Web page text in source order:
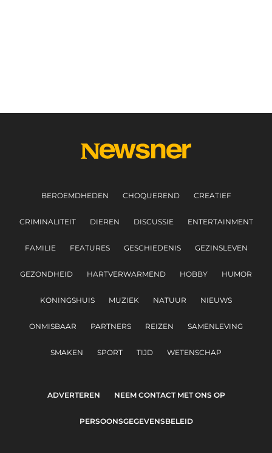
BEROEMDHEDEN CHOQUEREND CREATIEF
CRIMINALITEIT DIEREN DISCUSSIE ENTERTAINMENT
FAMILIE FEATURES GESCHIEDENIS GEZINSLEVEN
GEZONDHEID HARTVERWARMEND HOBBY HUMOR
KONINGSHUIS MUZIEK NATUUR NIEUWS
ONMISBAAR PARTNERS REIZEN SAMENLEVING
SMAKEN SPORT TIJD WETENSCHAP
ADVERTEREN NEEM CONTACT MET ONS OP
PERSOONSGEGEVENSBELEID